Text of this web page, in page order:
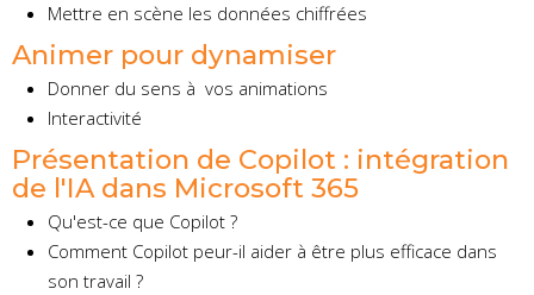
Mettre en scène les données chiffrées
Animer pour dynamiser
Donner du sens à vos animations
Interactivité
Présentation de Copilot : intégration
de l'IA dans Microsoft 365
Qu'est-ce que Copilot ?
Comment Copilot peur-il aider à être plus efficace dans
son travail ?